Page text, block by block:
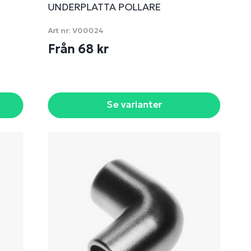
UNDERPLATTA POLLARE
Art nr: V00024
Från 68 kr
Se varianter